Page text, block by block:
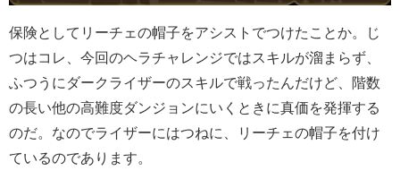
保険としてリーチェの帽子をアシストでつけたことか。じ
つはコレ、今回のヘラチャレンジではスキルが溜まらず、
ふつうにダークライザーのスキルで戦ったんだけど、階数
の長い他の高難度ダンジョンにいくときに真価を発揮する
のだ。なのでライザーにはつねに、リーチェの帽子を付け
ているのであります。